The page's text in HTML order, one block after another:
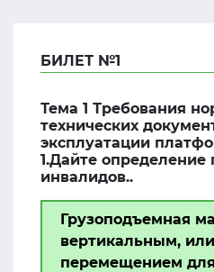
БИЛЕТ №1
Тема 1 Требования
технических
эксплуатации
1.Дайте
инвалидов..
Грузоподъемная
вертикальным,
перемещением